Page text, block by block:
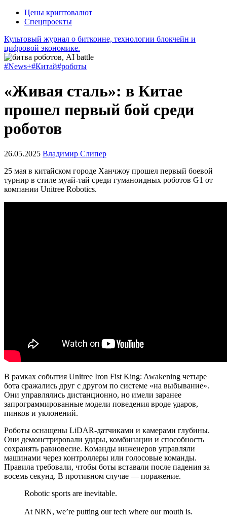
Цены криптовалют
Спецпроекты
Культовый журнал о биткоине, технологии блокчейн и
цифровой экономике.
#News+#Китай#роботы
«Живая сталь»: в Китае
прошел первый бой среди
роботов
26.05.2025 Владимир Слипер
25 мая в китайском городе Ханчжоу прошел первый боевой
турнир в стиле муай-тай среди гуманоидных роботов G1 от
компании Unitree Robotics.
В рамках события Unitree Iron Fist King: Awakening четыре
бота сражались друг с другом по системе «на выбывание».
Они управлялись дистанционно, но имели заранее
запрограммированные модели поведения вроде ударов,
пинков и уклонений.
Роботы оснащены LiDAR-датчиками и камерами глубины.
Они демонстрировали удары, комбинации и способность
сохранять равновесие. Команды инженеров управляли
машинами через контроллеры или голосовые команды.
Правила требовали, чтобы боты вставали после падения за
восемь секунд. В противном случае — поражение.
Robotic sports are inevitable.
At NRN, we’re putting our tech where our mouth is.